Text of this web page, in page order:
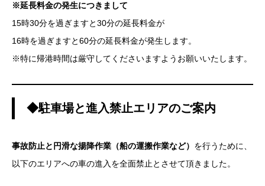
※延長料金の発生につきまして
15時30分を過ぎますと30分の延長料金が
16時を過ぎますと60分の延長料金が発生します。
※特に帰港時間は厳守してくださいますようお願いいたします。
◆駐車場と進入禁止エリアのご案内
事故防止と円滑な揚降作業（船の運搬作業など） を行うために、
以下のエリアへの車の進入を全面禁止とさせて頂きました。